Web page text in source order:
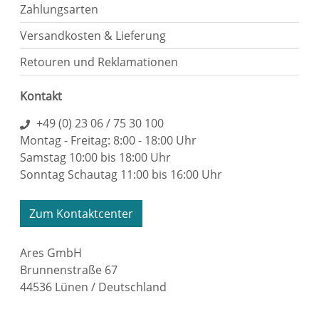
Zahlungsarten
Versandkosten & Lieferung
Retouren und Reklamationen
Kontakt
+49 (0) 23 06 / 75 30 100
Montag - Freitag: 8:00 - 18:00 Uhr
Samstag 10:00 bis 18:00 Uhr
Sonntag Schautag 11:00 bis 16:00 Uhr
Zum Kontaktcenter
Ares GmbH
Brunnenstraße 67
44536 Lünen / Deutschland